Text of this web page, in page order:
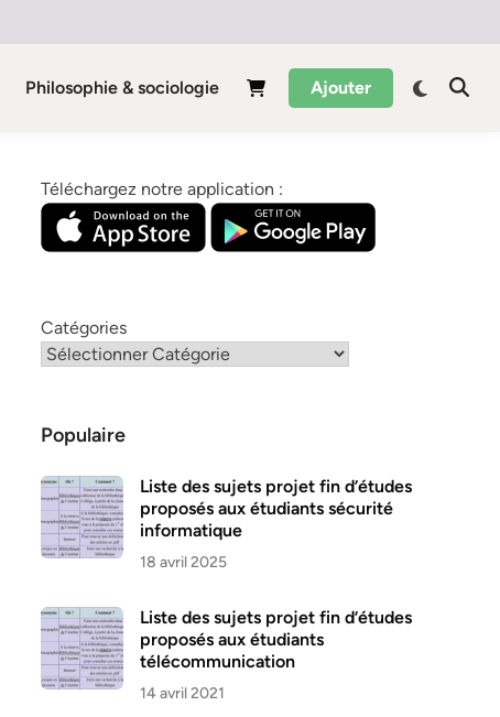
Philosophie & sociologie Ajouter
Téléchargez notre application :
Catégories
Populaire
Liste des sujets projet fin d’études
proposés aux étudiants sécurité
informatique
18 avril 2025
Liste des sujets projet fin d’études
proposés aux étudiants
télécommunication
14 avril 2021